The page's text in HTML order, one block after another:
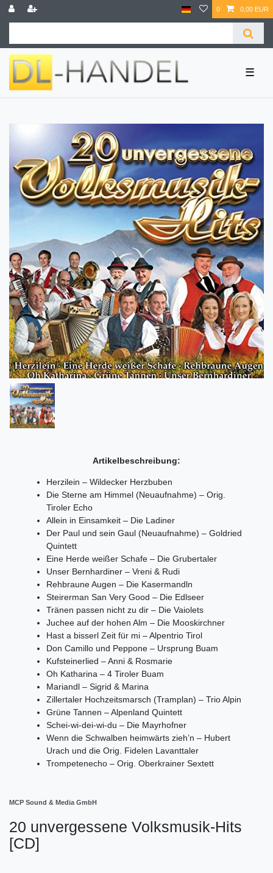
0 0,00 EUR
☰
Artikelbeschreibung:
Herzilein – Wildecker Herzbuben
Die Sterne am Himmel (Neuaufnahme) – Orig.
Tiroler Echo
Allein in Einsamkeit – Die Ladiner
Der Paul und sein Gaul (Neuaufnahme) – Goldried
Quintett
Eine Herde weißer Schafe – Die Grubertaler
Unser Bernhardiner – Vreni & Rudi
Rehbraune Augen – Die Kasermandln
Steirerman San Very Good – Die Edlseer
Tränen passen nicht zu dir – Die Vaiolets
Juchee auf der hohen Alm – Die Mooskirchner
Hast a bisserl Zeit für mi – Alpentrio Tirol
Don Camillo und Peppone – Ursprung Buam
Kufsteinerlied – Anni & Rosmarie
Oh Katharina – 4 Tiroler Buam
Mariandl – Sigrid & Marina
Zillertaler Hochzeitsmarsch (Tramplan) – Trio Alpin
Grüne Tannen – Alpenland Quintett
Schei-wi-dei-wi-du – Die Mayrhofner
Wenn die Schwalben heimwärts zieh’n – Hubert
Urach und die Orig. Fidelen Lavanttaler
Trompetenecho – Orig. Oberkrainer Sextett
MCP Sound & Media GmbH
20 unvergessene Volksmusik-Hits
[CD]